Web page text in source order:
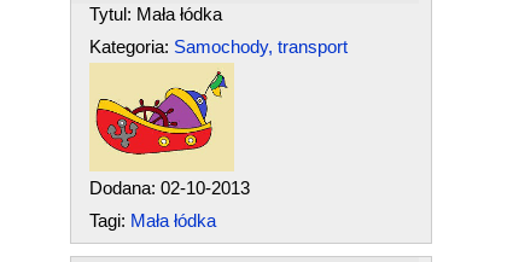
Tytul: Mała łódka
Kategoria: Samochody, transport
Dodana: 02-10-2013
Tagi: Mała łódka